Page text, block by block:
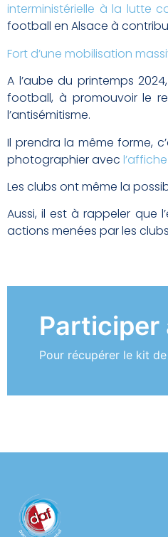
interministérielle à la lutte
football en Alsace à
Fort d’une mobilisation
A l’aube du printemps
football, à promouvoir le
l’antisémitisme.
Il prendra la même forme,
photographier avec
Les clubs ont même la
Aussi, il est à rappeler que
actions menées par les
Participer
Pour récupérer le kit